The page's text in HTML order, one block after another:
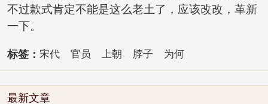
不过款式肯定不能是这么老土了，应该改改，革新
一下。
标签： 宋代 官员 上朝 脖子 为何
最新文章